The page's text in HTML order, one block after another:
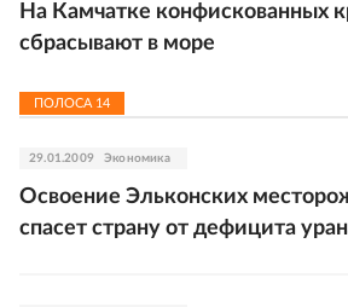
На Камчатке конфискованных
сбрасывают в море
ПОЛОСА 14
29.01.2009 Экономика
Освоение Эльконских
спасет страну от дефицита